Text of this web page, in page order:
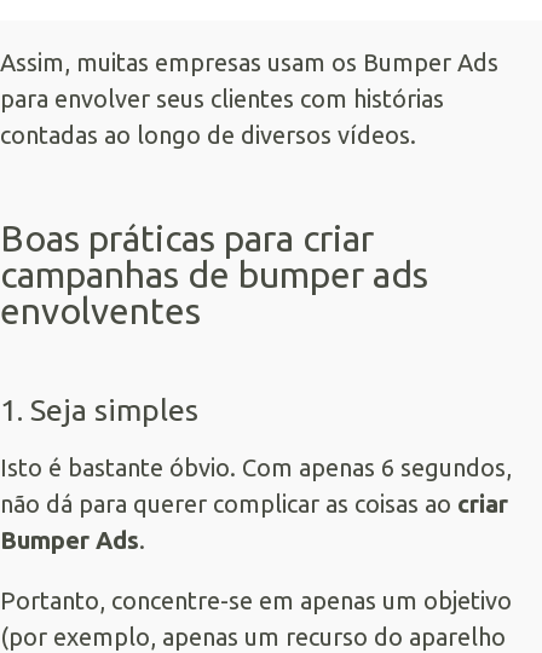
Assim, muitas empresas usam os Bumper Ads
para envolver seus clientes com histórias
contadas ao longo de diversos vídeos.
Boas práticas para criar
campanhas de bumper ads
envolventes
1. Seja simples
Isto é bastante óbvio. Com apenas 6 segundos,
não dá para querer complicar as coisas ao criar
Bumper Ads.
Portanto, concentre-se em apenas um objetivo
(por exemplo, apenas um recurso do aparelho